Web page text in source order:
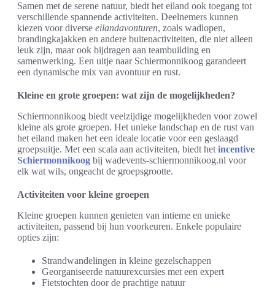
Samen met de serene natuur, biedt het eiland ook toegang tot
verschillende spannende activiteiten. Deelnemers kunnen
kiezen voor diverse eilandavonturen, zoals wadlopen,
brandingkajakken en andere buitenactiviteiten, die niet alleen
leuk zijn, maar ook bijdragen aan teambuilding en
samenwerking. Een uitje naar Schiermonnikoog garandeert
een dynamische mix van avontuur en rust.
Kleine en grote groepen: wat zijn de mogelijkheden?
Schiermonnikoog biedt veelzijdige mogelijkheden voor zowel
kleine als grote groepen. Het unieke landschap en de rust van
het eiland maken het een ideale locatie voor een geslaagd
groepsuitje. Met een scala aan activiteiten, biedt het incentive
Schiermonnikoog bij wadevents-schiermonnikoog.nl voor
elk wat wils, ongeacht de groepsgrootte.
Activiteiten voor kleine groepen
Kleine groepen kunnen genieten van intieme en unieke
activiteiten, passend bij hun voorkeuren. Enkele populaire
opties zijn:
Strandwandelingen in kleine gezelschappen
Georganiseerde natuurexcursies met een expert
Fietstochten door de prachtige natuur